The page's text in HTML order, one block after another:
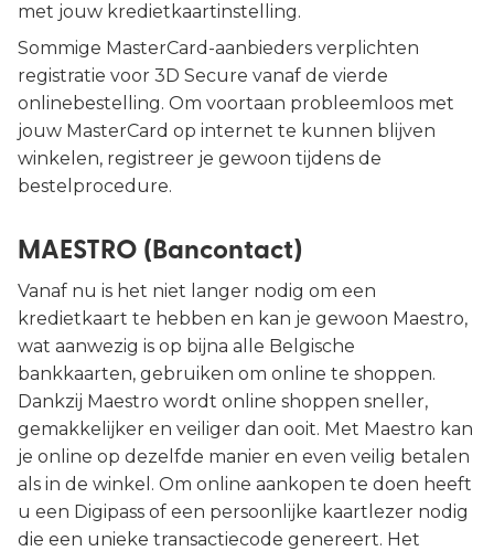
met jouw kredietkaartinstelling.
Sommige MasterCard-aanbieders verplichten
registratie voor 3D Secure vanaf de vierde
onlinebestelling. Om voortaan probleemloos met
jouw MasterCard op internet te kunnen blijven
winkelen, registreer je gewoon tijdens de
bestelprocedure.
MAESTRO (Bancontact)
Vanaf nu is het niet langer nodig om een
kredietkaart te hebben en kan je gewoon Maestro,
wat aanwezig is op bijna alle Belgische
bankkaarten, gebruiken om online te shoppen.
Dankzij Maestro wordt online shoppen sneller,
gemakkelijker en veiliger dan ooit. Met Maestro kan
je online op dezelfde manier en even veilig betalen
als in de winkel. Om online aankopen te doen heeft
u een Digipass of een persoonlijke kaartlezer nodig
die een unieke transactiecode genereert. Het